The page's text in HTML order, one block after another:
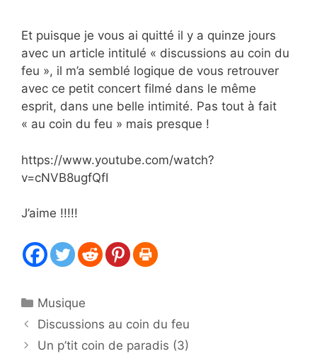
Et puisque je vous ai quitté il y a quinze jours
avec un article intitulé « discussions au coin du
feu », il m’a semblé logique de vous retrouver
avec ce petit concert filmé dans le même
esprit, dans une belle intimité. Pas tout à fait
« au coin du feu » mais presque !
https://www.youtube.com/watch?
v=cNVB8ugfQfI
J’aime !!!!!
Catégories
Musique
Discussions au coin du feu
Un p’tit coin de paradis (3)